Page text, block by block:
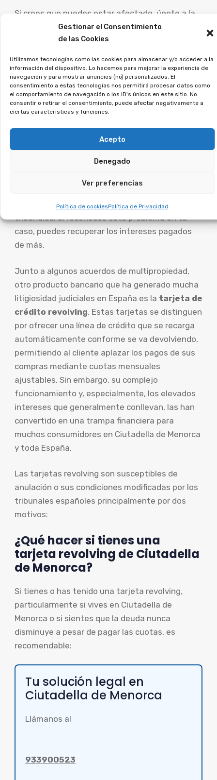
Gestionar el Consentimiento
de las Cookies
Utilizamos tecnologías como las cookies para almacenar y/o acceder a la
información del dispositivo. Lo hacemos para mejorar la experiencia de
navegación y para mostrar anuncios (no) personalizados. El
consentimiento a estas tecnologías nos permitirá procesar datos como
el comportamiento de navegación o los ID's únicos en este sitio. No
consentir o retirar el consentimiento, puede afectar negativamente a
ciertas características y funciones.
Acepto
Denegado
Ver preferencias
Política de cookiesPolítica de Privacidad
Si crees que puedes estar afectado, únete a la
asociación, y lo estudiaremos en detalle.
¿Contrataste una tarjeta
de pago aplazado? Es
posible reclamar los
intereses que has
pagado de más.
Las tarjetas con pago aplazado imponen tipos
de interés excesivos y provocan que la deuda se
que ha llevado a miles de demandas en los
tribunales. Si reconoces este problema en tu
caso, puedes recuperar los intereses pagados
de más.
Junto a algunos acuerdos de multipropiedad,
otro producto bancario que ha generado mucha
litigiosidad judiciales en España es la tarjeta de
crédito revolving. Estas tarjetas se distinguen
por ofrecer una línea de crédito que se recarga
automáticamente conforme se va devolviendo,
permitiendo al cliente aplazar los pagos de sus
compras mediante cuotas mensuales
ajustables. Sin embargo, su complejo
funcionamiento y, especialmente, los elevados
intereses que generalmente conllevan, las han
convertido en una trampa financiera para
muchos consumidores en Ciutadella de Menorca
y toda España.
Las tarjetas revolving son susceptibles de
anulación o sus condiciones modificadas por los
tribunales españoles principalmente por dos
motivos:
¿Qué hacer si tienes una
tarjeta revolving de Ciutadella
de Menorca?
Si tienes o has tenido una tarjeta revolving,
particularmente si vives en Ciutadella de
Menorca o si sientes que la deuda nunca
disminuye a pesar de pagar las cuotas, es
recomendable:
Tu solución legal en
Ciutadella de Menorca
Llámanos al
933900523